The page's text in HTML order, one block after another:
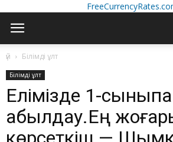
үй Білімді ұлт
Білімді ұлт
Елімізде 1-
қабылдау.Ең